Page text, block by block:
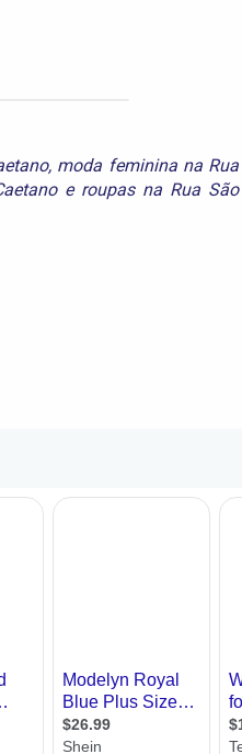
, moda feminina na Rua
e roupas na Rua São